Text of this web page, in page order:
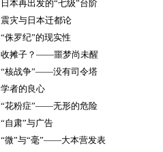
日本再出发的“七级”台阶
震灾与日本迁都论
“侏罗纪”的现实性
收摊子？——噩梦尚未醒
“核战争”——没有司令塔
学者的良心
“花粉症”——无形的危险
“自肃”与广告
“微”与“毫”——大本营发表